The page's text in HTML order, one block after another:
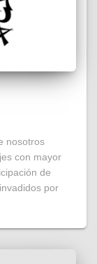
nosotros
con mayor
de
por